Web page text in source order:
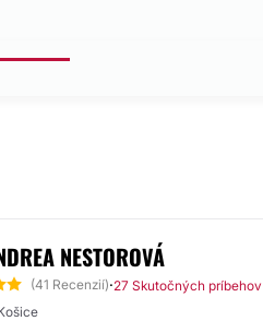
NESTOROVÁ
(41 Recenzií)·27 Skutočných príbehov